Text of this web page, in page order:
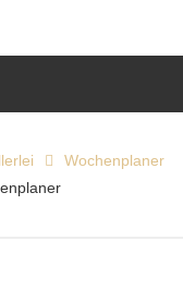
Wochenplaner